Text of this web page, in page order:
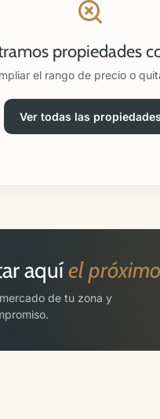
propiedades
el rango de precio o
Ver todas las propiedades
aquíel
de tu zona y